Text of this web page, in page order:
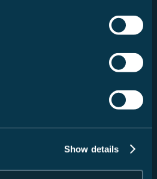
Show details
que Carado GmbH transmita mis
que he seleccionado de acuerdo